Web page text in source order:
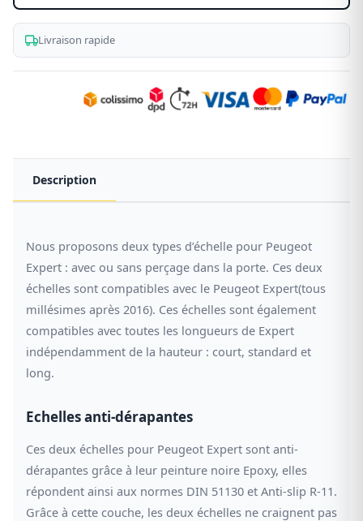
Livraison rapide
Description
Nous proposons deux types d’échelle pour Peugeot
Expert : avec ou sans perçage dans la porte. Ces deux
échelles sont compatibles avec le Peugeot Expert(tous
millésimes après 2016). Ces échelles sont également
compatibles avec toutes les longueurs de Expert
indépendamment de la hauteur : court, standard et
long.
Echelles anti-dérapantes
Ces deux échelles pour Peugeot Expert sont anti-
dérapantes grâce à leur peinture noire Epoxy, elles
répondent ainsi aux normes DIN 51130 et Anti-slip R-11.
Grâce à cette couche, les deux échelles ne craignent pas